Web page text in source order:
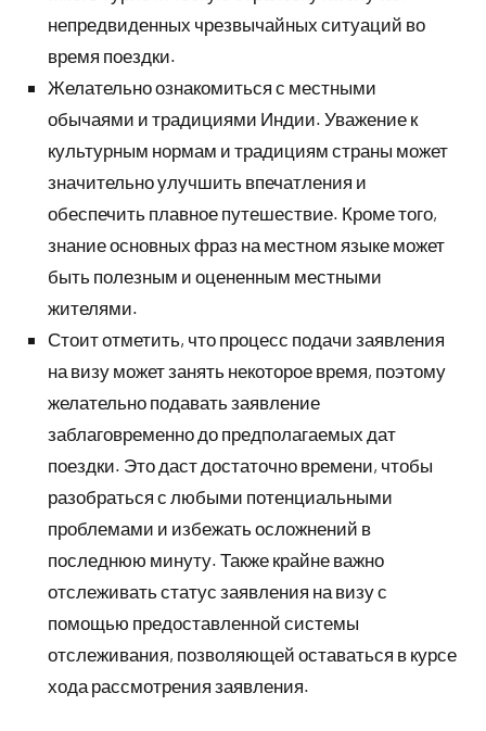
непредвиденных чрезвычайных ситуаций во
время поездки.
Желательно ознакомиться с местными
обычаями и традициями Индии. Уважение к
культурным нормам и традициям страны может
значительно улучшить впечатления и
обеспечить плавное путешествие. Кроме того,
знание основных фраз на местном языке может
быть полезным и оцененным местными
жителями.
Стоит отметить, что процесс подачи заявления
на визу может занять некоторое время, поэтому
желательно подавать заявление
заблаговременно до предполагаемых дат
поездки. Это даст достаточно времени, чтобы
разобраться с любыми потенциальными
проблемами и избежать осложнений в
последнюю минуту. Также крайне важно
отслеживать статус заявления на визу с
помощью предоставленной системы
отслеживания, позволяющей оставаться в курсе
хода рассмотрения заявления.